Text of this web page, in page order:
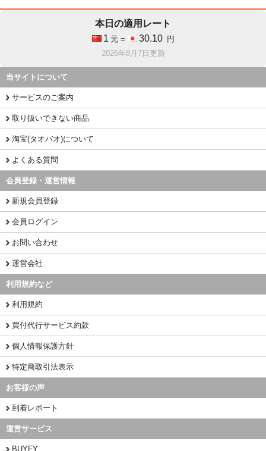
本日の適用レート
1 元 = 30.10
円
2026年8月7日更新
当サイトについて
サービスのご案内
取り扱いできない商品
淘宝(タオバオ)について
よくある質問
会員登録・運営情報
新規会員登録
会員ログイン
お問い合わせ
運営会社
利用規約など
利用規約
買付代行サービス約款
個人情報保護方針
特定商取引法表示
お客様の声
到着レポート
運営サービス
BUYFY